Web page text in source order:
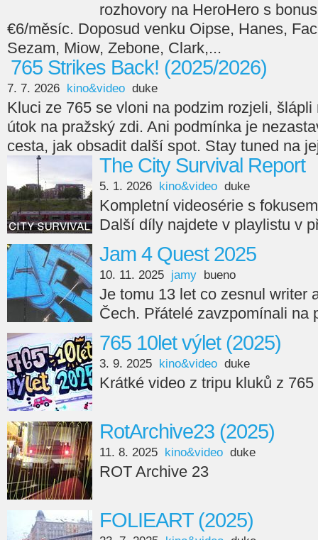
rozhovory na HeroHero s
€6/měsíc. Doposud venku Oipse, Hanes,
Sezam, Miow, Zebone, Clark,...
765 Strikes Back! (2025/2026)
7. 7. 2026 kino&video duke
Kluci ze 765 se vloni na podzim rozjeli,
útok na pražský zdi. Ani podmínka je
cesta, jak obsadit další spot. Stay tuned na
The City Survival Report
5. 1. 2026 kino&video duke
Kompletní videosérie s
Další díly najdete v playlistu v
Jam 4 Quest 2025
10. 11. 2025 jamy bueno
Je tomu 13 let co zesnul writer
Čech. Přátelé zavzpomínali na
765 10let výlet (2025)
3. 9. 2025 kino&video duke
Krátké video z tripu kluků z
RotArchive23 (2025)
11. 8. 2025 kino&video duke
ROT Archive 23
FOLIEART (2025)